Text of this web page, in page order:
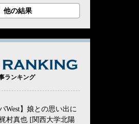
他の結果
ランキング
West】娘との思い出に
村真也 [関西大学北陽